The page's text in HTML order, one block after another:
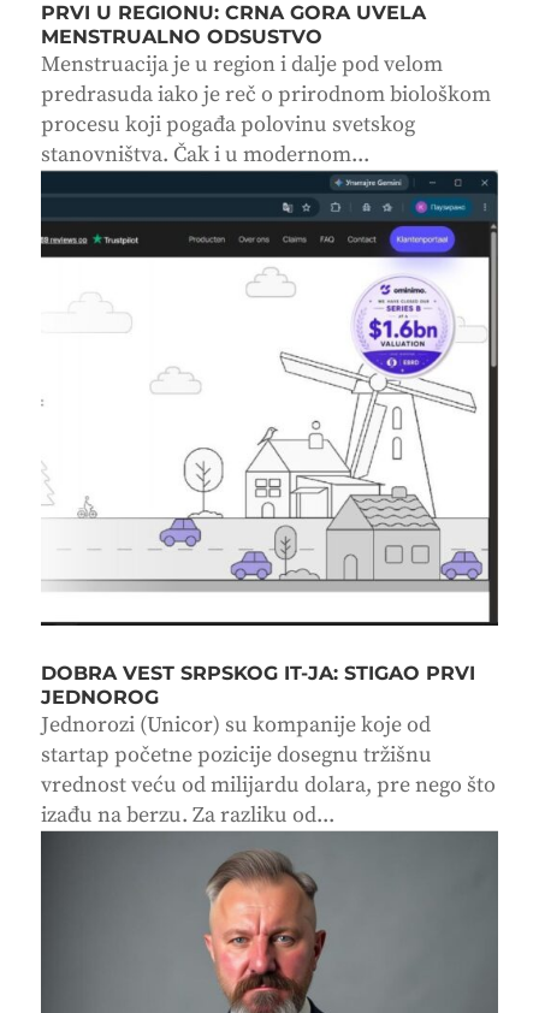
PRVI U REGIONU: CRNA GORA UVELA
MENSTRUALNO ODSUSTVO
Menstruacija je u region i dalje pod velom
predrasuda iako je reč o prirodnom biološkom
procesu koji pogađa polovinu svetskog
stanovništva. Čak i u modernom...
DOBRA VEST SRPSKOG IT-JA: STIGAO PRVI
JEDNOROG
Jednorozi (Unicor) su kompanije koje od
startap početne pozicije dosegnu tržišnu
vrednost veću od milijardu dolara, pre nego što
izađu na berzu. Za razliku od...